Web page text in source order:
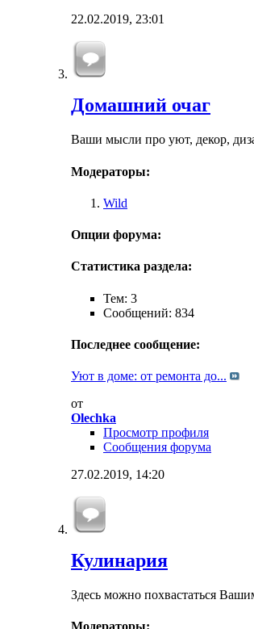
22.02.2019, 23:01
Домашний очаг
Ваши мысли про уют, декор,
Модераторы:
Wild
Опции форума:
Статистика раздела:
Тем: 3
Сообщений: 834
Последнее сообщение:
Уют в доме: от ремонта до...
от
Olechka
Просмотр профиля
Сообщения форума
27.02.2019, 14:20
Кулинария
Здесь можно похвастаться